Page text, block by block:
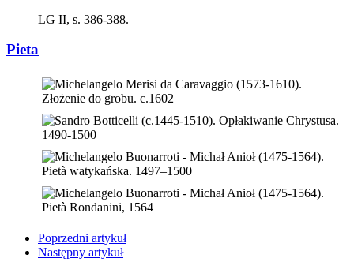
LG II, s. 386-388.
Pieta
Poprzedni artykuł
Następny artykuł